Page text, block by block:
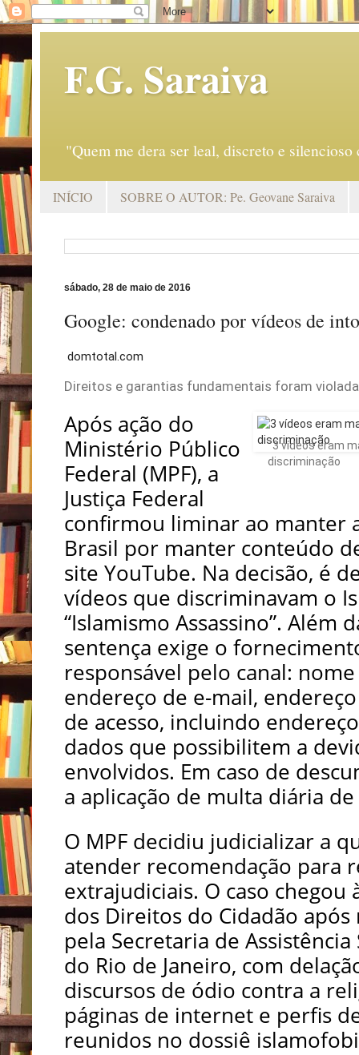
F.G. Saraiva
"Quem me dera ser leal, discreto e
INÍCIO SOBRE O AUTOR: Pe. Geovane Saraiva
sábado, 28 de maio de 2016
Google: condenado por vídeos de
domtotal.com
Direitos e garantias fundamentais foram
3 vídeos eram
discriminação
Após ação do
Ministério Público
Federal (MPF), a
Justiça Federal
confirmou liminar ao manter
Brasil por manter conteúdo
site YouTube. Na decisão, é
vídeos que discriminavam o
“Islamismo Assassino”. Além
sentença exige o
responsável pelo canal: nome
endereço de e-mail,
de acesso, incluindo
dados que possibilitem a
envolvidos. Em caso de
a aplicação de multa diária
O MPF decidiu judicializar a
atender recomendação para
extrajudiciais. O caso chegou
dos Direitos do Cidadão
pela Secretaria de
do Rio de Janeiro, com
discursos de ódio contra a
páginas de internet e perfis
reunidos no dossiê